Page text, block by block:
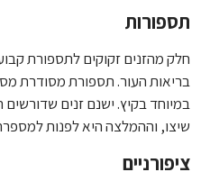
תספורות
חלק מהזנים זקוקים לתספורת
בריאות העור. תספורת מסודרת
במיוחד בקיץ. ישנם זנים
שיצו, וההמלצה היא לפנות
ציפורניים